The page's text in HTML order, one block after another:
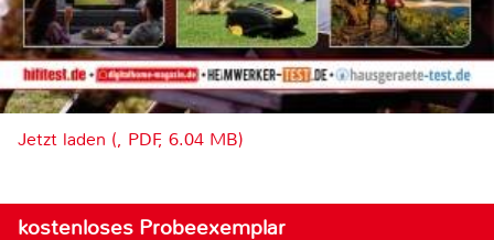
Jetzt laden (, PDF, 6.04 MB)
kostenloses Probeexemplar